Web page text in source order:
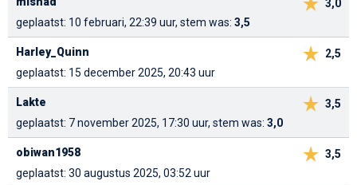
3,0
geplaatst: 10 februari, 22:39 uur, stem was: 3,5
2,5
Harley_Quinn
geplaatst: 15 december 2025, 20:43 uur
3,5
Lakte
geplaatst: 7 november 2025, 17:30 uur, stem was: 3,0
3,5
obiwan1958
geplaatst: 30 augustus 2025, 03:52 uur